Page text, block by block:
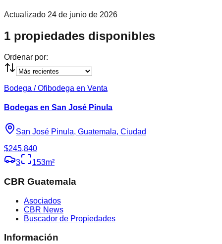
Actualizado 24 de junio de 2026
1 propiedades disponibles
Ordenar por:
Bodega / Ofibodega en Venta
Bodegas en San José Pinula
San José Pinula, Guatemala, Ciudad
$245,840
3
153m²
CBR Guatemala
Asociados
CBR News
Buscador de Propiedades
Información